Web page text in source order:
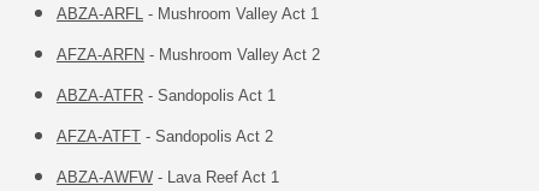
ABZA-ARFL- Mushroom Valley Act 1
AFZA-ARFN - Mushroom Valley Act 2
ABZA-ATFR- Sandopolis Act 1
AFZA-ATFT- Sandopolis Act 2
ABZA-AWFW- Lava Reef Act 1